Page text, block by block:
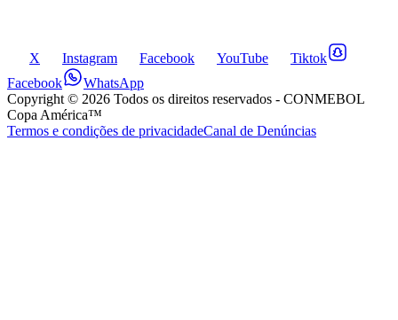
X Instagram Facebook YouTube
Tiktok
Facebook
WhatsApp
Copyright © 2026 Todos os direitos reservados - CONMEBOL
Copa América™
Termos e condições de privacidadeCanal de Denúncias